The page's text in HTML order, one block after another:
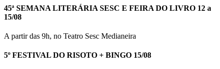
45ª SEMANA LITERÁRIA SESC E FEIRA DO LIVRO 12 a
15/08
A partir das 9h, no Teatro Sesc Medianeira
5º FESTIVAL DO RISOTO + BINGO 15/08